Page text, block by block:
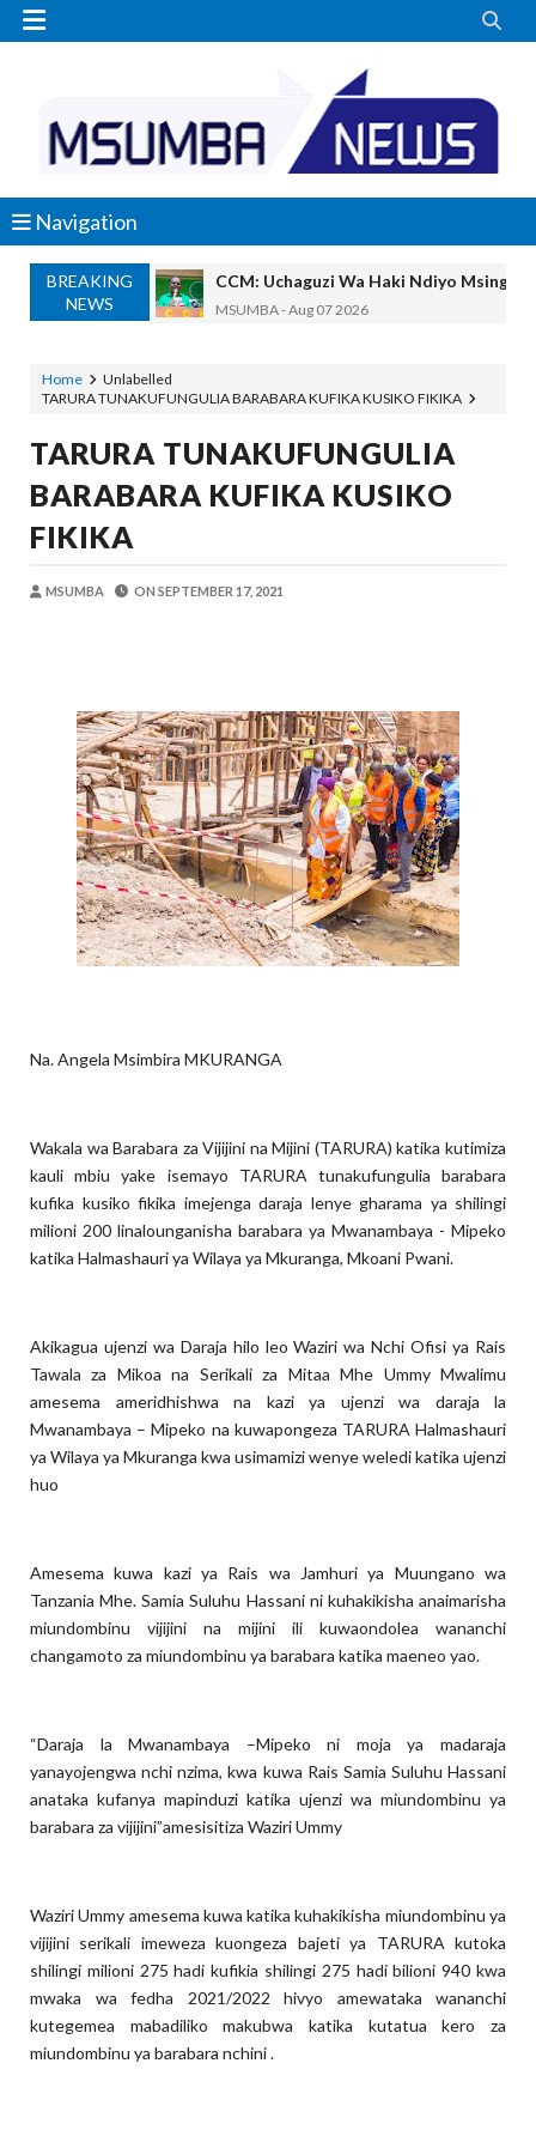
 
Navigation
BREAKING
NEWS
CCM: Uchaguzi Wa Haki Ndiyo Msingi
MSUMBA-Aug 07 2026
PINDA ARIDHISHWA NA UBUNIFU WA
CHANDE AIPONGEZA WRRB KWA
Alex Sonna-Aug 06 2026
Alex Sonna-Aug 06 2026
SERIKALI INATAMBUA MCHANGO WA
OSCAR ASSENGA-Aug 06 2026
WAFANYABIASHARA WA MADUKA YA
OSCAR ASSENGA-Aug 07 2026
Home
Unlabelled
TARURA TUNAKUFUNGULIA BARABARA KUFIKA KUSIKO FIKIKA
TARURA TUNAKUFUNGULIA
BARABARA KUFIKA KUSIKO
FIKIKA
MSUMBA ON SEPTEMBER 17, 2021
Na. Angela Msimbira MKURANGA
Wakala wa Barabara za Vijijini na Mijini (TARURA) katika kutimiza
kauli mbiu yake isemayo TARURA tunakufungulia barabara
kufika kusiko fikika imejenga daraja lenye gharama ya shilingi
milioni 200 linalounganisha barabara ya Mwanambaya - Mipeko
katika Halmashauri ya Wilaya ya Mkuranga, Mkoani Pwani.
Akikagua ujenzi wa Daraja hilo leo Waziri wa Nchi Ofisi ya Rais
Tawala za Mikoa na Serikali za Mitaa Mhe Ummy Mwalimu
amesema ameridhishwa na kazi ya ujenzi wa daraja la
Mwanambaya – Mipeko na kuwapongeza TARURA Halmashauri
ya Wilaya ya Mkuranga kwa usimamizi wenye weledi katika ujenzi
huo
Amesema kuwa kazi ya Rais wa Jamhuri ya Muungano wa
Tanzania Mhe. Samia Suluhu Hassani ni kuhakikisha anaimarisha
miundombinu vijijini na mijini ili kuwaondolea wananchi
changamoto za miundombinu ya barabara katika maeneo yao.
“Daraja la Mwanambaya –Mipeko ni moja ya madaraja
yanayojengwa nchi nzima, kwa kuwa Rais Samia Suluhu Hassani
anataka kufanya mapinduzi katika ujenzi wa miundombinu ya
barabara za vijijini”amesisitiza Waziri Ummy
Waziri Ummy amesema kuwa katika kuhakikisha miundombinu ya
vijijini serikali imeweza kuongeza bajeti ya TARURA kutoka
shilingi milioni 275 hadi kufikia shilingi 275 hadi bilioni 940 kwa
mwaka wa fedha 2021/2022 hivyo amewataka wananchi
kutegemea mabadiliko makubwa katika kutatua kero za
miundombinu ya barabara nchini .